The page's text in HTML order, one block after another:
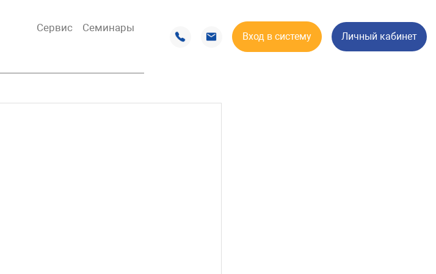
Сервис Семинары
Вход в систему Личный кабинет